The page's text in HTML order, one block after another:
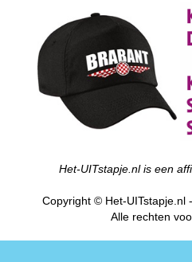
Het-UITstapje.nl is een
Copyright © Het-UITstapje.nl
Alle rechten